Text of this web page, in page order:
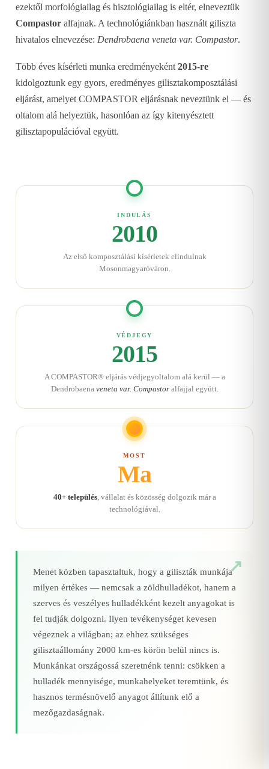
ezektől morfológiailag és hisztológiailag is eltér, elneveztük
Compastor alfajnak. A technológiánkban használt giliszta
hivatalos elnevezése: Dendrobaena veneta var. Compastor.
Több éves kísérleti munka eredményeként 2015-re
kidolgoztunk egy gyors, eredményes gilisztakomposztálási
eljárást, amelyet COMPASTOR eljárásnak neveztünk el — és
oltalom alá helyeztük, hasonlóan az így kitenyésztett
gilisztapopulációval együtt.
INDULÁS
2010
Az első komposztálási kísérletek elindulnak
Mosonmagyaróváron.
VÉDJEGY
2015
A COMPASTOR® eljárás védjegyoltalom alá kerül — a
Dendrobaena veneta var. Compastoralfajjal együtt.
MOST
Ma
40+ település, vállalat és közösség dolgozik már a
technológiával.
Menet közben tapasztaltuk, hogy a giliszták munkája
milyen értékes — nemcsak a zöldhulladékot, hanem a
szerves és veszélyes hulladékként kezelt anyagokat is
fel tudják dolgozni. Ilyen tevékenységet kevesen
végeznek a világban; az ehhez szükséges
gilisztaállomány 2000 km‑es körön belül nincs is.
Munkánkat országossá szeretnénk tenni: csökken a
hulladék mennyisége, munkahelyeket teremtünk, és
hasznos termésnövelő anyagot állítunk elő a
mezőgazdaságnak.